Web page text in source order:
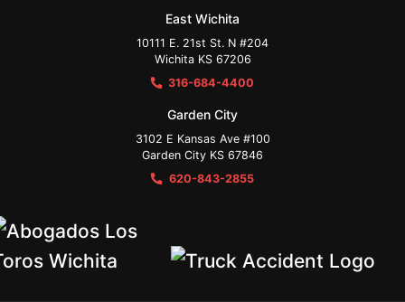
East Wichita
10111 E. 21st St. N #204
Wichita KS 67206
316-684-4400
Garden City
3102 E Kansas Ave #100
Garden City KS 67846
620-843-2855